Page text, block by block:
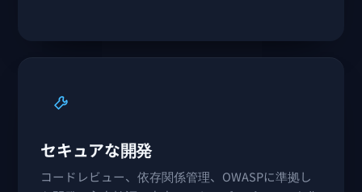
セキュアな開発
コードレビュー、依存関係管理、OWASPに準拠し